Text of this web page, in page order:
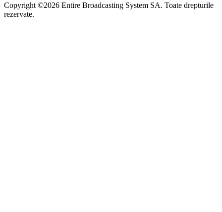
Copyright ©2026 Entire Broadcasting System SA. Toate drepturile
rezervate.